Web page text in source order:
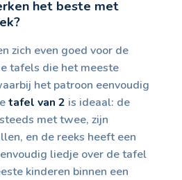
het beste met
zich even goed voor de
tafels die het meeste
het patroon eenvoudig
tafel van 2 is ideaal: de
met twee, zijn
en de reeks heeft een
liedje over de tafel
kinderen binnen een